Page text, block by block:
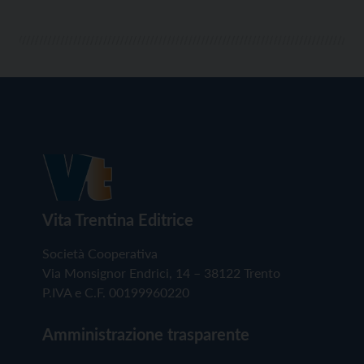
Vita Trentina Editrice
Società Cooperativa
Via Monsignor Endrici, 14 – 38122 Trento
P.IVA e C.F. 00199960220
Amministrazione trasparente